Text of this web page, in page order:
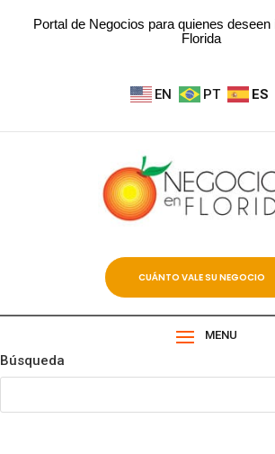
Portal de Negocios para quienes
Florida
EN PT ES
CUÁNTO VALE SU NEGOCIO
MENU
Búsqueda